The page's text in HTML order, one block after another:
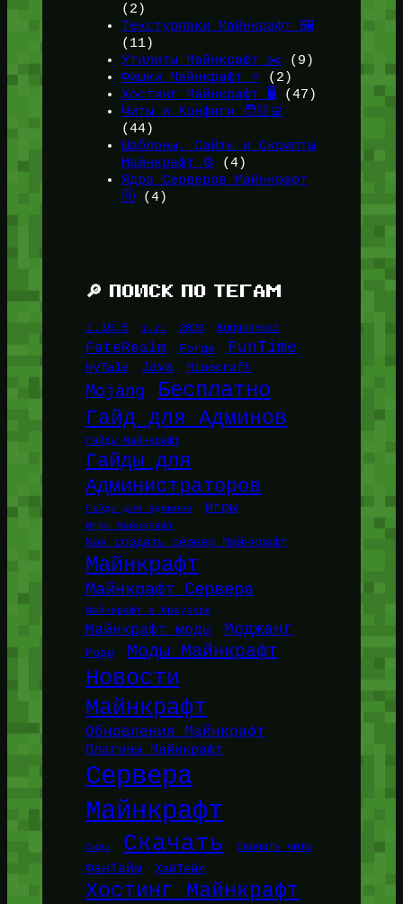
(2)
Текстурпаки Майнкрафт 🖼️
(11)
Утилиты Майнкрафт ✂️ (9)
Фишки Майнкрафт ⭐(2)
Хостинг Майнкрафт 🖥️ (47)
Читы и Конфиги 🧑🏻‍💻
(44)
Шаблоны, Сайты и Скрипты
Майнкрафт ⚙️ (4)
Ядра Серверов Майнкрафт
🚰(4)
🔎 ПОИСК ПО ТЕГАМ
1.16.5 1.21 2026 BungeeHost
FateRealm Forge FunTime
HyTale Java Minecraft
Mojang Бесплатно
Гайд для Админов
Гайды Майнкрафт
Гайды для
Администраторов
Гайды для админов Игры
Игры Майнкрафт
Как создать сервер Майнкрафт
Майнкрафт
Майнкрафт Сервера
Майнкрафт в браузере
Майнкрафт моды Моджанг
Моды Моды Майнкрафт
Новости
Майнкрафт
Обновления Майнкрафт
Плагины Майнкрафт
Сервера
Майнкрафт
Сиды Скачать Скачать читы
ФанТайм ХайТейл
Хостинг Майнкрафт